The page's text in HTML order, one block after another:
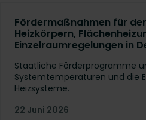
Fördermaßnahmen für
Heizkörpern,
Einzelraumregelungen in
Staatliche Förderprogramme
Systemtemperaturen und die
Heizsysteme.
22 Juni 2026